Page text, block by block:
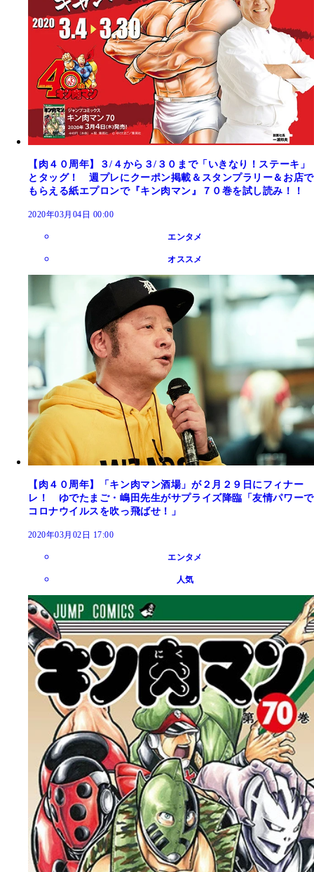
【肉４０周年】３/４から３/３０まで「いきなり！ステーキ」
とタッグ！ 週プレにクーポン掲載＆スタンプラリー＆お店で
もらえる紙エプロンで『キン肉マン』７０巻を試し読み！！
2020年03月04日 00:00
エンタメ
オススメ
【肉４０周年】「キン肉マン酒場」が２月２９日にフィナー
レ！ ゆでたまご・嶋田先生がサプライズ降臨「友情パワーで
コロナウイルスを吹っ飛ばせ！」
2020年03月02日 17:00
エンタメ
人気